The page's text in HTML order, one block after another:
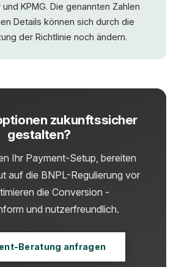
wir den gesamten
KPMG. Die genannten Zahlen
Details können sich durch die
der Richtlinie noch ändern.
zukunftssicher
gestalten?
Ihr Payment-Setup, bereiten
auf die BNPL-Regulierung vor
die Conversion -
und nutzerfreundlich.
Beratung anfragen